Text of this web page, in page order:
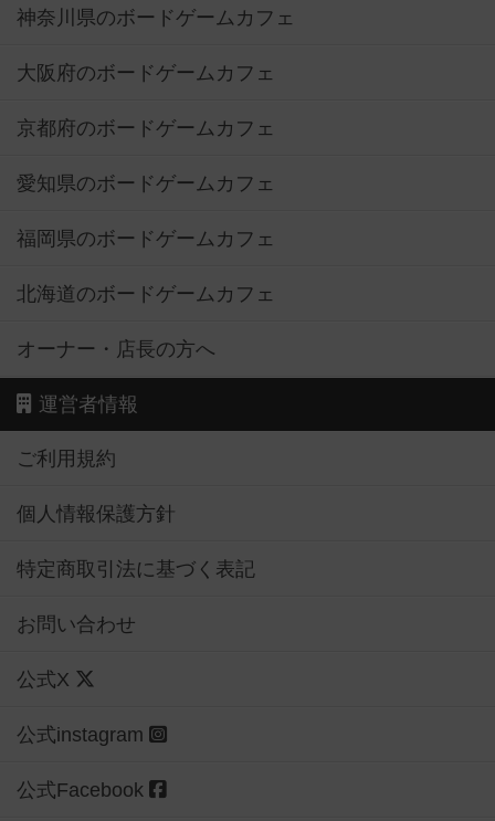
神奈川県のボードゲームカフェ
大阪府のボードゲームカフェ
京都府のボードゲームカフェ
愛知県のボードゲームカフェ
福岡県のボードゲームカフェ
北海道のボードゲームカフェ
オーナー・店長の方へ
運営者情報
ご利用規約
個人情報保護方針
特定商取引法に基づく表記
お問い合わせ
公式X
公式instagram
公式Facebook